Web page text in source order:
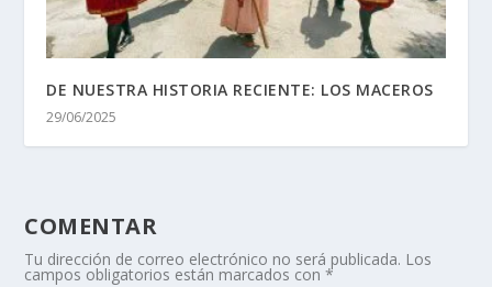
DE NUESTRA HISTORIA RECIENTE: LOS MACEROS
29/06/2025
COMENTAR
Tu dirección de correo electrónico no será publicada. Los
campos obligatorios están marcados con*